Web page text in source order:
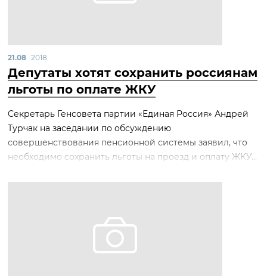
21.08 2018
Депутаты хотят сохранить россиянам
льготы по оплате ЖКУ
Секретарь Генсовета партии «Единая Россия» Андрей
Турчак на заседании по обсуждению
совершенствования пенсионной системы заявил, что
необходимо сохранить льготы на проезд и оплату ЖКУ...